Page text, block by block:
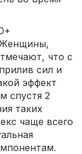
Женщины,
что с
сил и
эффект
спустя 2
таких
чаще всего